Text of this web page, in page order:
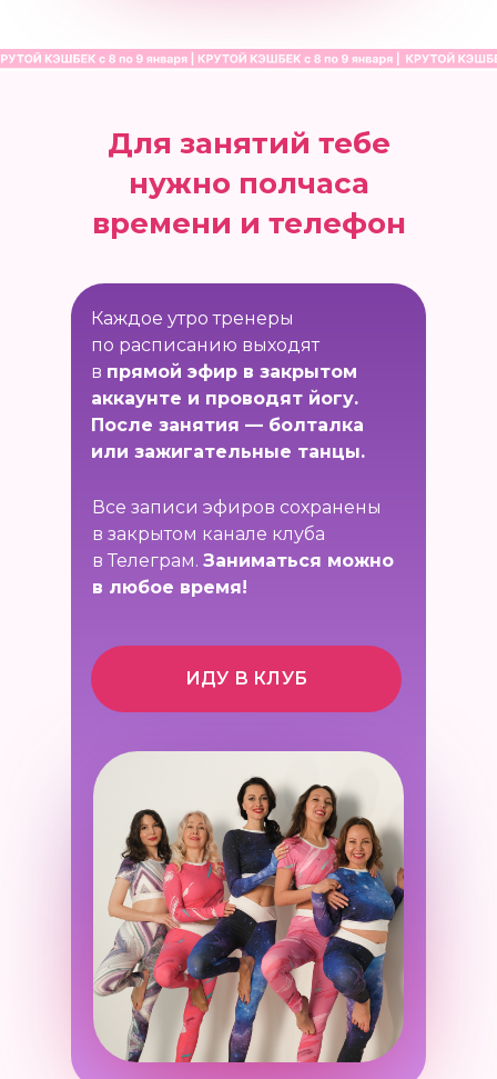
Все записи эфиров сохранены
в закрытом канале клуба
в Телеграм. Заниматься можно
в любое время!
ИДУ В КЛУБ
Каждое утро тренеры
по расписанию выходят
в прямой эфир в закрытом
аккаунте и проводят йогу.
После занятия — болталка
или зажигательные танцы.
Для занятий тебе
нужно полчаса
времени и телефон